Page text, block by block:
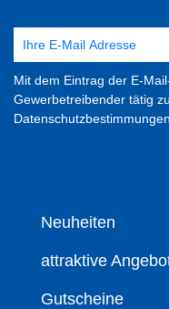
Mit dem Eintrag der E-
Gewerbetreibender tätig
Neuheiten
attraktive
Gutscheine